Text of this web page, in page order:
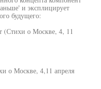
и эксплицирует
будущего:
(Стихи о Москве, 4, 11
о Москве, 4,11 апреля